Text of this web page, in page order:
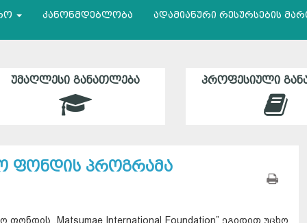
კანონმდებლობა ადამიანური რესურსების
ᲣᲛᲐᲦᲚᲔᲡᲘ ᲒᲐᲜᲐᲗᲚᲔᲑᲐ ᲞᲠᲝᲤᲔᲡᲘᲣᲚᲘ
ფონდის პროგრამა
„Matsumae International Foundation” ეგიდით უცხო